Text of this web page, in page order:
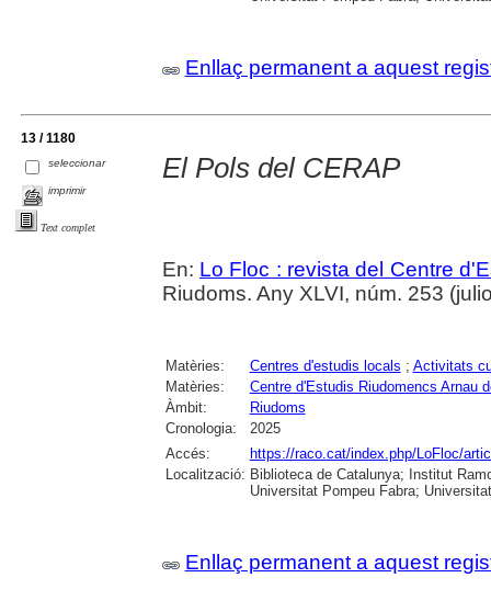
Enllaç permanent a aquest
13 / 1180
seleccionar
imprimir
Text complet
El Pols del CERAP
En: Lo Floc : revista del Centre
Riudoms. Any XLVI, núm. 253
Matèries: Centres d'estudis locals ; Activitats
Matèries:
Centre d'Estudis Riudomencs Arnau
Àmbit:
Riudoms
Cronologia:
2025
Accés:
https://raco.cat/index.php/LoFloc/
Localització: Biblioteca de Catalunya; Institut
Universitat Pompeu Fabra;
Enllaç permanent a aquest